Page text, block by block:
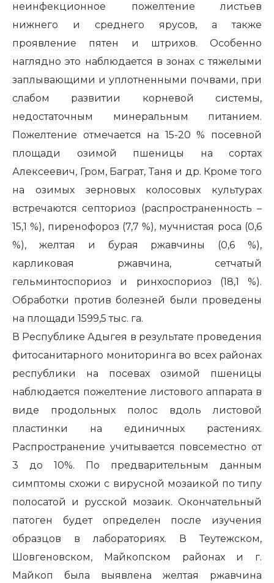
неинфекционное пожелтение листьев
нижнего и среднего ярусов, а также
проявление пятен и штрихов. Особенно
наглядно это наблюдается в зонах с тяжелыми
заплывающими и уплотненными почвами, при
слабом развитии корневой системы,
недостаточным минеральным питанием.
Пожелтение отмечается на 15-20 % посевной
площади озимой пшеницы на сортах
Алексеевич, Гром, Баграт, Таня и др. Кроме того
на озимых зерновых колосовых культурах
встречаются септориоз (распространенность –
15,1 %), пиренофороз (7,7 %), мучнистая роса (0,6
%), желтая и бурая ржавчины (0,6 %),
карликовая ржавчина, сетчатый
гельминтоспориоз и ринхоспориоз (18,1 %).
Обработки против болезней были проведены
на площади 1599,5 тыс. га.
В Республике Адыгея в результате проведения
фитосанитарного мониторинга во всех районах
республики на посевах озимой пшеницы
наблюдается пожелтение листового аппарата в
виде продольных полос вдоль листовой
пластинки на единичных растениях.
Распространение учитывается повсеместно от
3 до 10%. По предварительным данным
симптомы схожи с вирусной мозаикой по типу
полосатой и русской мозаик. Окончательный
патоген будет определен после изучения
образцов в лабораториях. В Теутежском,
Шовгеновском, Майкопском районах и г.
Майкоп была выявлена желтая ржавчина